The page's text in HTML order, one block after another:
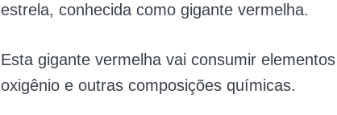
estrela, conhecida como gigante vermelha.
Esta gigante vermelha vai consumir
oxigênio e outras composições químicas.